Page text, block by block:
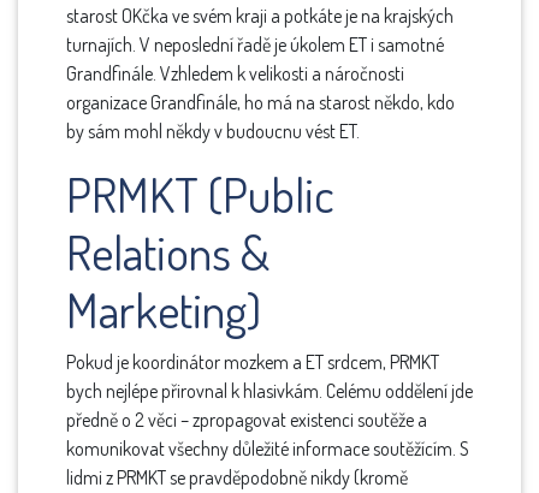
starost OKčka ve svém kraji a potkáte je na krajských
turnajích. V neposlední řadě je úkolem ET i samotné
Grandfinále. Vzhledem k velikosti a náročnosti
organizace Grandfinále, ho má na starost někdo, kdo
by sám mohl někdy v budoucnu vést ET.
PRMKT (Public
Relations &
Marketing)
Pokud je koordinátor mozkem a ET srdcem, PRMKT
bych nejlépe přirovnal k hlasivkám. Celému oddělení jde
předně o 2 věci – zpropagovat existenci soutěže a
komunikovat všechny důležité informace soutěžícím. S
lidmi z PRMKT se pravděpodobně nikdy (kromě